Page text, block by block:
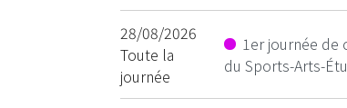
28/08/2026
Toute la
journée
1er journée de
du Sports-Arts-